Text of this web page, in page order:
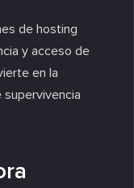
de hosting
y acceso de
en la